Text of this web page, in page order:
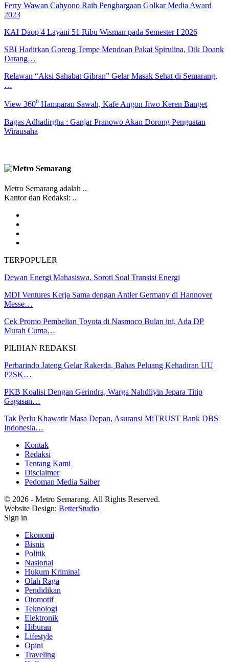
Ferry Wawan Cahyono Raih Penghargaan Golkar Media Award
2023
KAI Daop 4 Layani 51 Ribu Wisman pada Semester I 2026
SBI Hadirkan Goreng Tempe Mendoan Pakai Spirulina, Dik Doank
Datang…
Relawan “Aksi Sahabat Gibran” Gelar Masak Sehat di Semarang,
…
View 360⁰ Hamparan Sawah, Kafe Angon Jiwo Keren Banget
Bagas Adhadirgha : Ganjar Pranowo Akan Dorong Penguatan
Wirausaha
Metro Semarang adalah ..
Kantor dan Redaksi: ..
TERPOPULER
Dewan Energi Mahasiswa, Soroti Soal Transisi Energi
MDI Ventures Kerja Sama dengan Antler Germany di Hannover
Messe…
Cek Promo Pembelian Toyota di Nasmoco Bulan ini, Ada DP
Murah Cuma…
PILIHAN REDAKSI
Perbarindo Jateng Gelar Rakerda, Bahas Peluang Kehadiran UU
P2SK…
PKB Koalisi Dengan Gerindra, Warga Nahdliyin Jepara Titip
Gagasan…
Tak Perlu Khawatir Masa Depan, Asuransi MiTRUST Bank DBS
Indonesia…
Kontak
Redaksi
Tentang Kami
Disclaimer
Pedoman Media Saiber
© 2026 - Metro Semarang. All Rights Reserved.
Website Design: BetterStudio
Sign in
Ekonomi
Bisnis
Politik
Nasional
Hukum Kriminal
Olah Raga
Pendidikan
Otomotif
Teknologi
Elektronik
Hiburan
Lifestyle
Opini
Traveling